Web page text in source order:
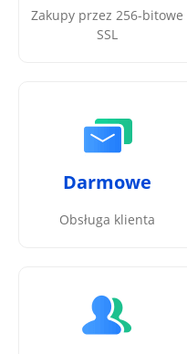
Zakupy przez 256-bitowe
SSL
Darmowe
Obsługa klienta